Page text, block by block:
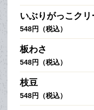
いぶりがっこク
548円（税込）
板わさ
548円（税込）
枝豆
548円（税込）